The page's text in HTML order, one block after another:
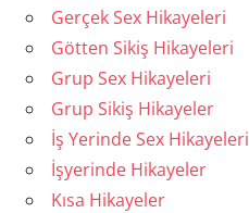
Gerçek Sex Hikayeleri
Götten Sikiş Hikayeleri
Grup Sex Hikayeleri
Grup Sikiş Hikayeler
İş Yerinde Sex Hikayeleri
İşyerinde Hikayeler
Kısa Hikayeler